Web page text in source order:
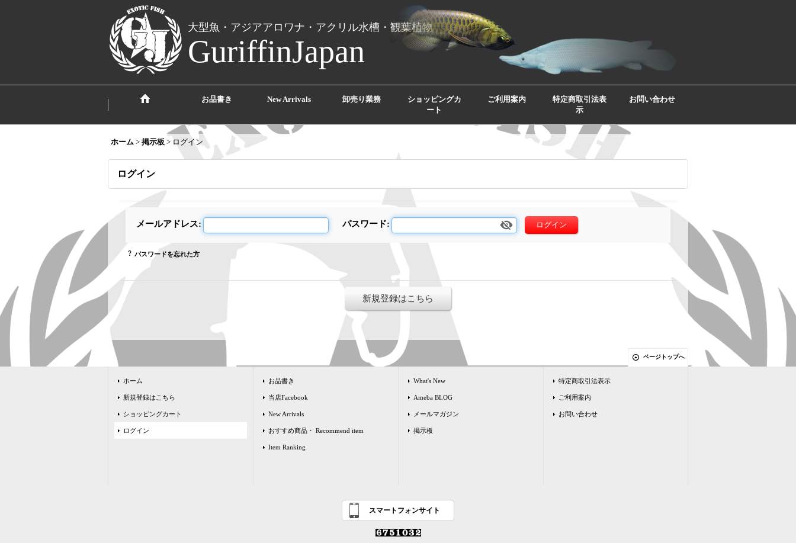
大型魚・アジアアロワナ・アクリル水槽・観葉植物
GuriffinJapan
お品書き New Arrivals 卸売り業務
ショッピングカ
ート
ご利用案内
特定商取引法表
示
お問い合わせ
ホーム > 掲示板 > ログイン
ログイン
メールアドレス: パスワード:
パスワードを忘れた方
新規登録はこちら
ページトップへ
ホーム
新規登録はこちら
ショッピングカート
ログイン
お品書き
当店Facebook
New Arrivals
おすすめ商品・ Recommend item
Item Ranking
What's New
Ameba BLOG
メールマガジン
掲示板
特定商取引法表示
ご利用案内
お問い合わせ
スマートフォンサイト